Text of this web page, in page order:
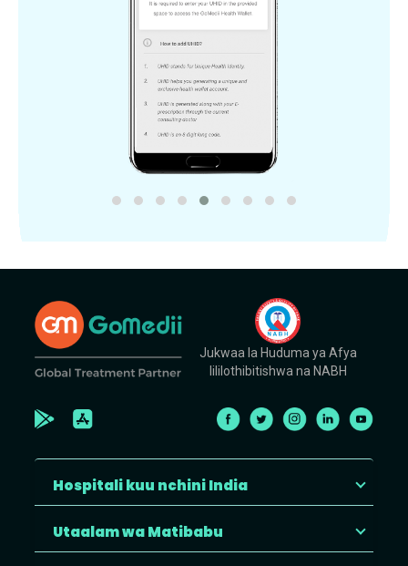
Jukwaa la Huduma ya Afya
lililothibitishwa na NABH
Hospitali kuu nchini India
Utaalam wa Matibabu